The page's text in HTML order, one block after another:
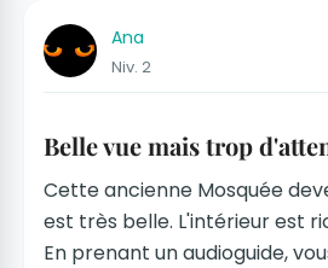
Ana
Niv. 2
Belle vue mais trop
Cette ancienne Mosquée
est très belle. L'intérieur est
En prenant un audioguide,